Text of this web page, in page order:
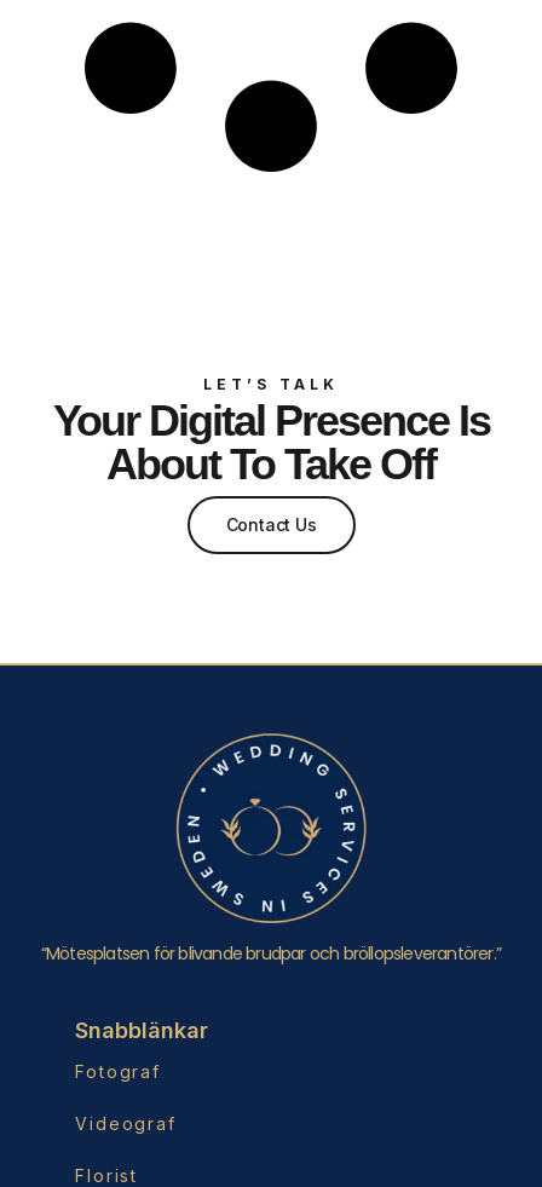
LET’S TALK
Your Digital Presence Is
About To Take Off
Contact Us
“Mötesplatsen för blivande brudpar och bröllopsleverantörer.”
Snabblänkar
Fotograf
Videograf
Florist